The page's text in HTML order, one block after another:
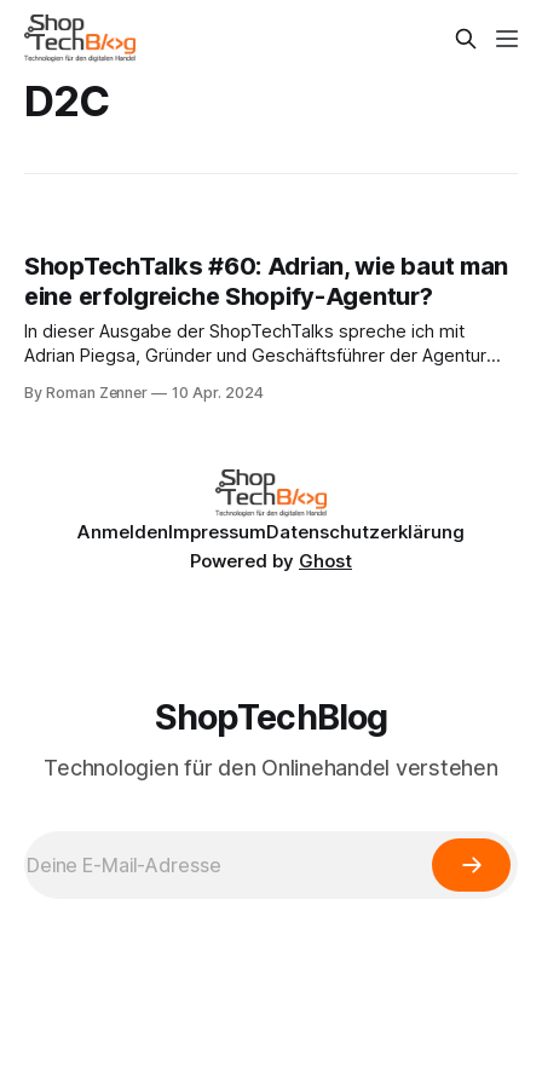
D2C
ShopTechTalks #60: Adrian, wie baut man
eine erfolgreiche Shopify-Agentur?
In dieser Ausgabe der ShopTechTalks spreche ich mit
Adrian Piegsa, Gründer und Geschäftsführer der Agentur
und mich hat gleich begeistert, wie konsequent er und sein
By Roman Zenner 10 Apr. 2024
AnmeldenImpressumDatenschutzerklärung
Powered by Ghost
ShopTechBlog
Technologien für den Onlinehandel verstehen